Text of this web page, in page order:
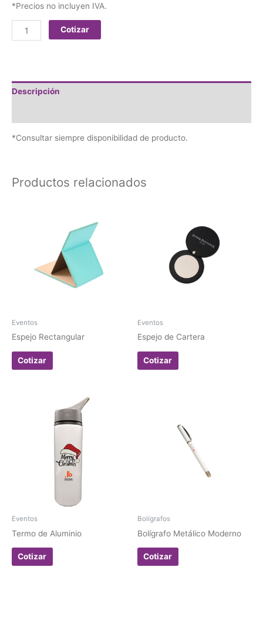
*Precios no incluyen IVA.
Cotizar
Descripción
*Consultar siempre disponibilidad de producto.
Productos relacionados
Eventos
Espejo Rectangular
Cotizar
Eventos
Espejo de Cartera
Cotizar
Eventos
Termo de Aluminio
Cotizar
Bolígrafos
Bolígrafo Metálico Moderno
Cotizar